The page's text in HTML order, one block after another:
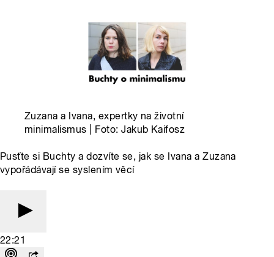
Zuzana a Ivana, expertky na životní
minimalismus | Foto: Jakub Kaifosz
Pusťte si Buchty a dozvíte se, jak se Ivana a Zuzana
vypořádávají se syslením věcí
22:21